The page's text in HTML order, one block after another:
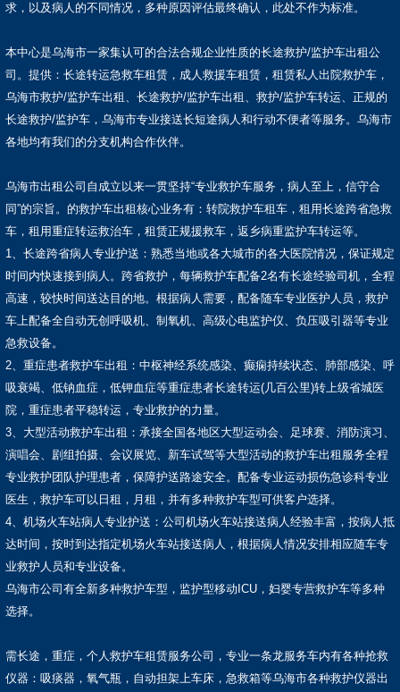
求，以及病人的不同情况，多种原因评估最终确认，此处不作为标准。
本中心是乌海市一家集认可的合法合规企业性质的长途救护/监护车出租公
司。提供：长途转运急救车租赁，成人救援车租赁，租赁私人出院救护车，
乌海市救护/监护车出租、长途救护/监护车出租、救护/监护车转运、正规的
长途救护/监护车，乌海市专业接送长短途病人和行动不便者等服务。乌海市
各地均有我们的分支机构合作伙伴。
乌海市出租公司自成立以来一贯坚持“专业救护车服务，病人至上，信守合
同”的宗旨。的救护车出租核心业务有：转院救护车租车，租用长途跨省急救
车，租用重症转运救治车，租赁正规援救车，返乡病重监护车转运等。
1、长途跨省病人专业护送：熟悉当地或各大城市的各大医院情况，保证规定
时间内快速接到病人。跨省救护，每辆救护车配备2名有长途经验司机，全程
高速，较快时间送达目的地。根据病人需要，配备随车专业医护人员，救护
车上配备全自动无创呼吸机、制氧机、高级心电监护仪、负压吸引器等专业
急救设备。
2、重症患者救护车出租：中枢神经系统感染、癫痫持续状态、肺部感染、呼
吸衰竭、低钠血症，低钾血症等重症患者长途转运(几百公里)转上级省城医
院，重症患者平稳转运，专业救护的力量。
3、大型活动救护车出租：承接全国各地区大型运动会、足球赛、消防演习、
演唱会、剧组拍摄、会议展览、新车试驾等大型活动的救护车出租服务全程
专业救护团队护理患者，保障护送路途安全。配备专业运动损伤急诊科专业
医生，救护车可以日租，月租，并有多种救护车型可供客户选择。
4、机场火车站病人专业护送：公司机场火车站接送病人经验丰富，按病人抵
达时间，按时到达指定机场火车站接送病人，根据病人情况安排相应随车专
业救护人员和专业设备。
乌海市公司有全新多种救护车型，监护型移动ICU，妇婴专营救护车等多种
选择。
需长途，重症，个人救护车租赁服务公司，专业一条龙服务车内有各种抢救
仪器：吸痰器，氧气瓶，自动担架上车床，急救箱等乌海市各种救护仪器出